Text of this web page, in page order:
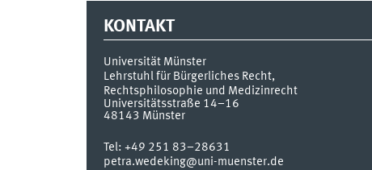
KONTAKT
Universität Münster
Lehrstuhl für Bürgerliches Recht,
Rechtsphilosophie und Medizinrecht
Universitätsstraße 14–16
48143 Münster
Tel: +49 251 83–28631
petra.wedeking@uni-muenster.de